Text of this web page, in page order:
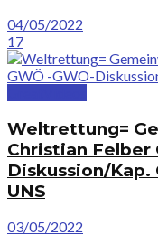
04/05/2022
17
Weltrettung=
Christian Felber
Diskussion/Kap.
UNS
03/05/2022